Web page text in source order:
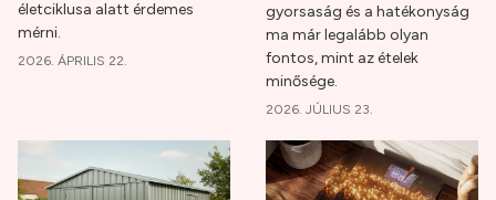
életciklusa alatt érdemes
mérni.
2026. ÁPRILIS 22.
gyorsaság és a hatékonyság
ma már legalább olyan
fontos, mint az ételek
minősége.
2026. JÚLIUS 23.